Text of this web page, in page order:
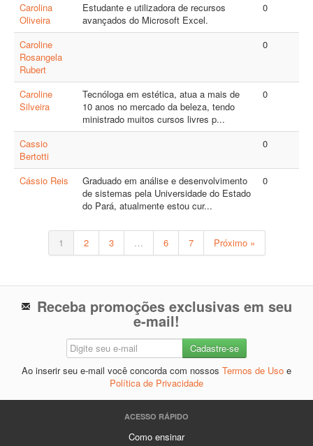
Carolina
Oliveira
Estudante e utilizadora de recursos
avançados do Microsoft Excel.
0
Caroline
Rosangela
Rubert
0
Caroline
Silveira
Tecnóloga em estética, atua a mais de
10 anos no mercado da beleza, tendo
ministrado muitos cursos livres p...
0
Cassio
Bertotti
0
Cássio Reis
Graduado em análise e desenvolvimento
de sistemas pela Universidade do Estado
do Pará, atualmente estou cur...
0
1 2 3 … 6 7 Próximo »
Receba promoções exclusivas em seu
e-mail!
Ao inserir seu e-mail você concorda com nossos Termos de Uso e
Política de Privacidade
ACESSO RÁPIDO
Como ensinar